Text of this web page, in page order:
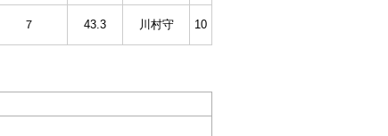
７ 43.3 川村守 10